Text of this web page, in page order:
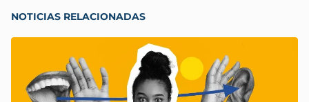
NOTICIAS RELACIONADAS